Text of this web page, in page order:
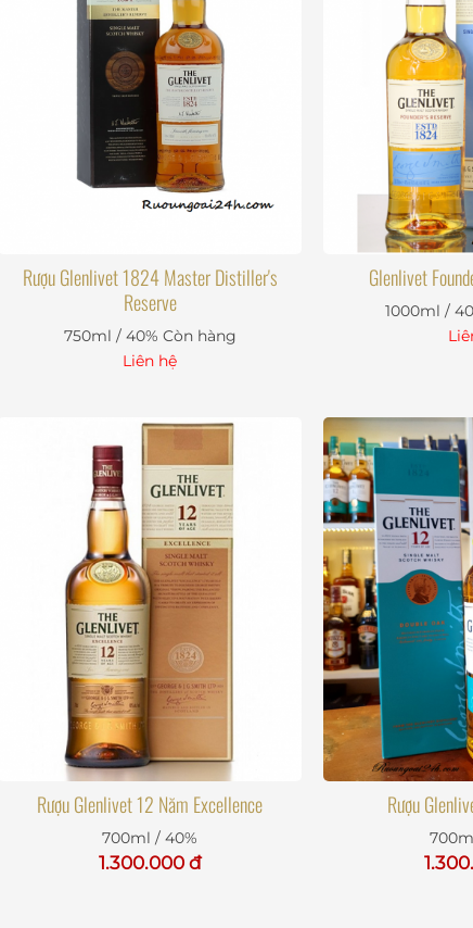
Rượu Glenlivet 1824 Master Distiller's
Reserve
750ml / 40% Còn hàng
Liên hệ
Glenlivet
1000ml /
Rượu Glenlivet 12 Năm Excellence
700ml / 40%
1.300.000 đ
Rượu